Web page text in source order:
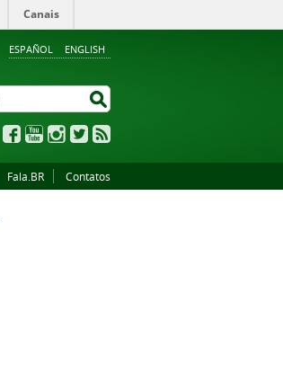
ESPAÑOL ENGLISH
Canais
FacebookYouTubeInstagram
Twitter
Fala.BR Contatos